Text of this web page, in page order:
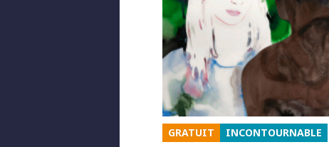
GRATUIT INCONTOURNABLE